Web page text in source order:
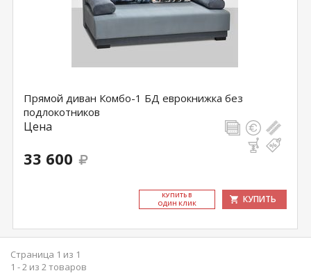
Прямой диван Комбо-1 БД еврокнижка без
подлокотников
Цена
33 600
КУ­ПИТЬ В
ОДИН КЛИК
КУПИТЬ
Страница 1 из 1
1 - 2 из 2 товаров